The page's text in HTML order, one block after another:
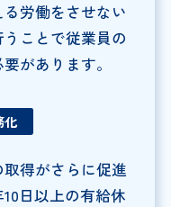
労働をさせない
ことで従業員の
があります。
化
得がさらに促進
日以上の有給休